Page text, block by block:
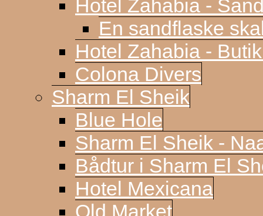
Hotel Zahabia -
En sandflaske
Hotel Zahabia -
Colona Divers
Sharm El Sheik
Blue Hole
Sharm El Sheik -
Bådtur i Sharm El
Hotel Mexicana
Old Market